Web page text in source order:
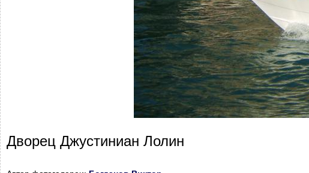
Дворец Джустиниан Лолин